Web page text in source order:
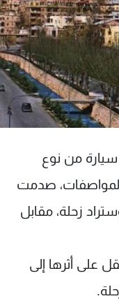
سيارة من نوع
المواصفات، صدمت
زحلة، مقابل
على أثرها إلى